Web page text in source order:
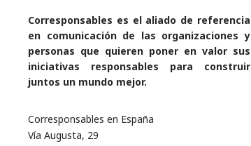
Corresponsables es el aliado de referencia
en comunicación de las organizaciones y
personas que quieren poner en valor sus
iniciativas responsables para construir
juntos un mundo mejor.
Corresponsables en España
Vía Augusta, 29